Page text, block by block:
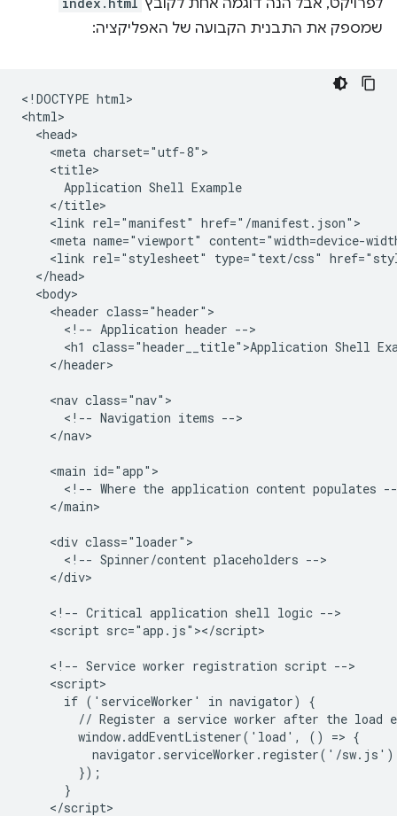
שמספק את התבנית הקבועה של האפליקציה:
​​<!DOCTYPE html>
<html>
  <head>
    <meta charset="utf-8">
    <title>
      Application Shell Example
    </title>
    <link rel="manifest" href="/manifest.json">
<meta name="viewport" content="width=device-
<link rel="stylesheet" type="text/css"
  </head>
  <body>
    <header class="header">
      <!-- Application header -->
<h1 class="header__title">Application Shell
    </header>
    <nav class="nav">
      <!-- Navigation items -->
    </nav>
    <main id="app">
<!-- Where the application content populates
    </main>
    <div class="loader">
      <!-- Spinner/content placeholders -->
    </div>
    <!-- Critical application shell logic -->
    <script src="app.js"></script>
    <!-- Service worker registration script -->
    <script>
      if ('serviceWorker' in navigator) {
// Register a service worker after the load
        window.addEventListener('load', () => {
navigator.serviceWorker.register('/
        });
      }
    </script>